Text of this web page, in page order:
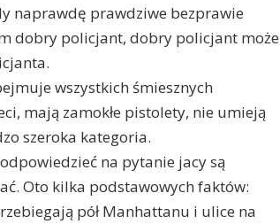
naprawdę prawdziwe bezprawie
dobry policjant, dobry policjant może
wszystkich śmiesznych
mają zamokłe pistolety, nie umieją
szeroka kategoria.
na pytanie jacy są
Oto kilka podstawowych faktów:
pół Manhattanu i ulice na